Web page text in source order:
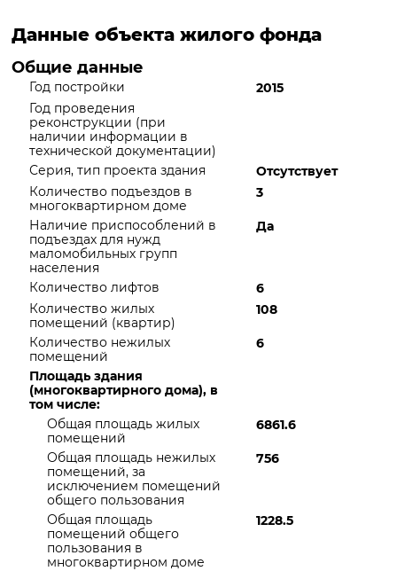
Данные объекта жилого фонда
Общие данные
Год постройки
2015
Год проведения
реконструкции (при
наличии информации в
технической документации)
Серия, тип проекта здания
Отсутствует
Количество подъездов в
многоквартирном доме
3
Наличие приспособлений в
подъездах для нужд
маломобильных групп
населения
Да
Количество лифтов
6
Количество жилых
помещений (квартир)
108
Количество нежилых
помещений
6
Площадь здания
(многоквартирного дома), в
том числе:
Общая площадь жилых
помещений
6861.6
Общая площадь нежилых
помещений, за
исключением помещений
общего пользования
756
Общая площадь
помещений общего
пользования в
многоквартирном доме
1228.5